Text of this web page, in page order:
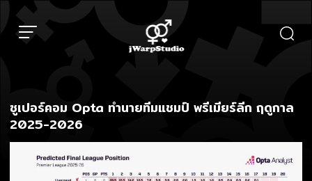
Skip
to
content
ซูเปอร์คอม Opta ทำนายทีมแชมป์ พรีเมียร์ลีก ฤดูกาล
2025-2026